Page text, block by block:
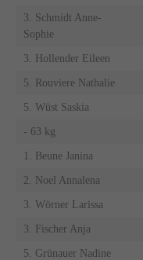
3. Schmidt Anne-
Sophie
3. Hollender Eileen
5. Rouviere Nathalie
5. Wüst Saskia
- 63 kg
1. Beune Janina
2. Noel Annalena
3. Wörner Larissa
3. Fischer Anja
5. Grünauer Nadine